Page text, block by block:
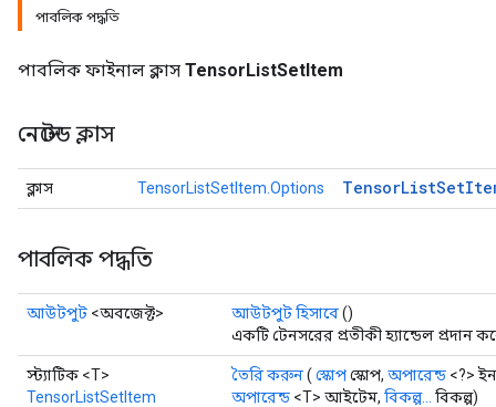
পাবলিক পদ্ধতি
পাবলিক ফাইনাল ক্লাস TensorListSetItem
নেস্টেড ক্লাস
ক্লাস TensorListSetItem.Options TensorListSet
পাবলিক পদ্ধতি
আউটপুট <অবজেক্ট> আউটপুট হিসাবে()
একটি টেনসরের প্রতীকী হ্যান্ডেল প্রদান
স্ট্যাটিক <T>
TensorListSetItem
তৈরি করুন( স্কোপস্কোপ, অপারেন্ড <?>
অপারেন্ড <T> আইটেম, বিকল্প...
বিকল্প)